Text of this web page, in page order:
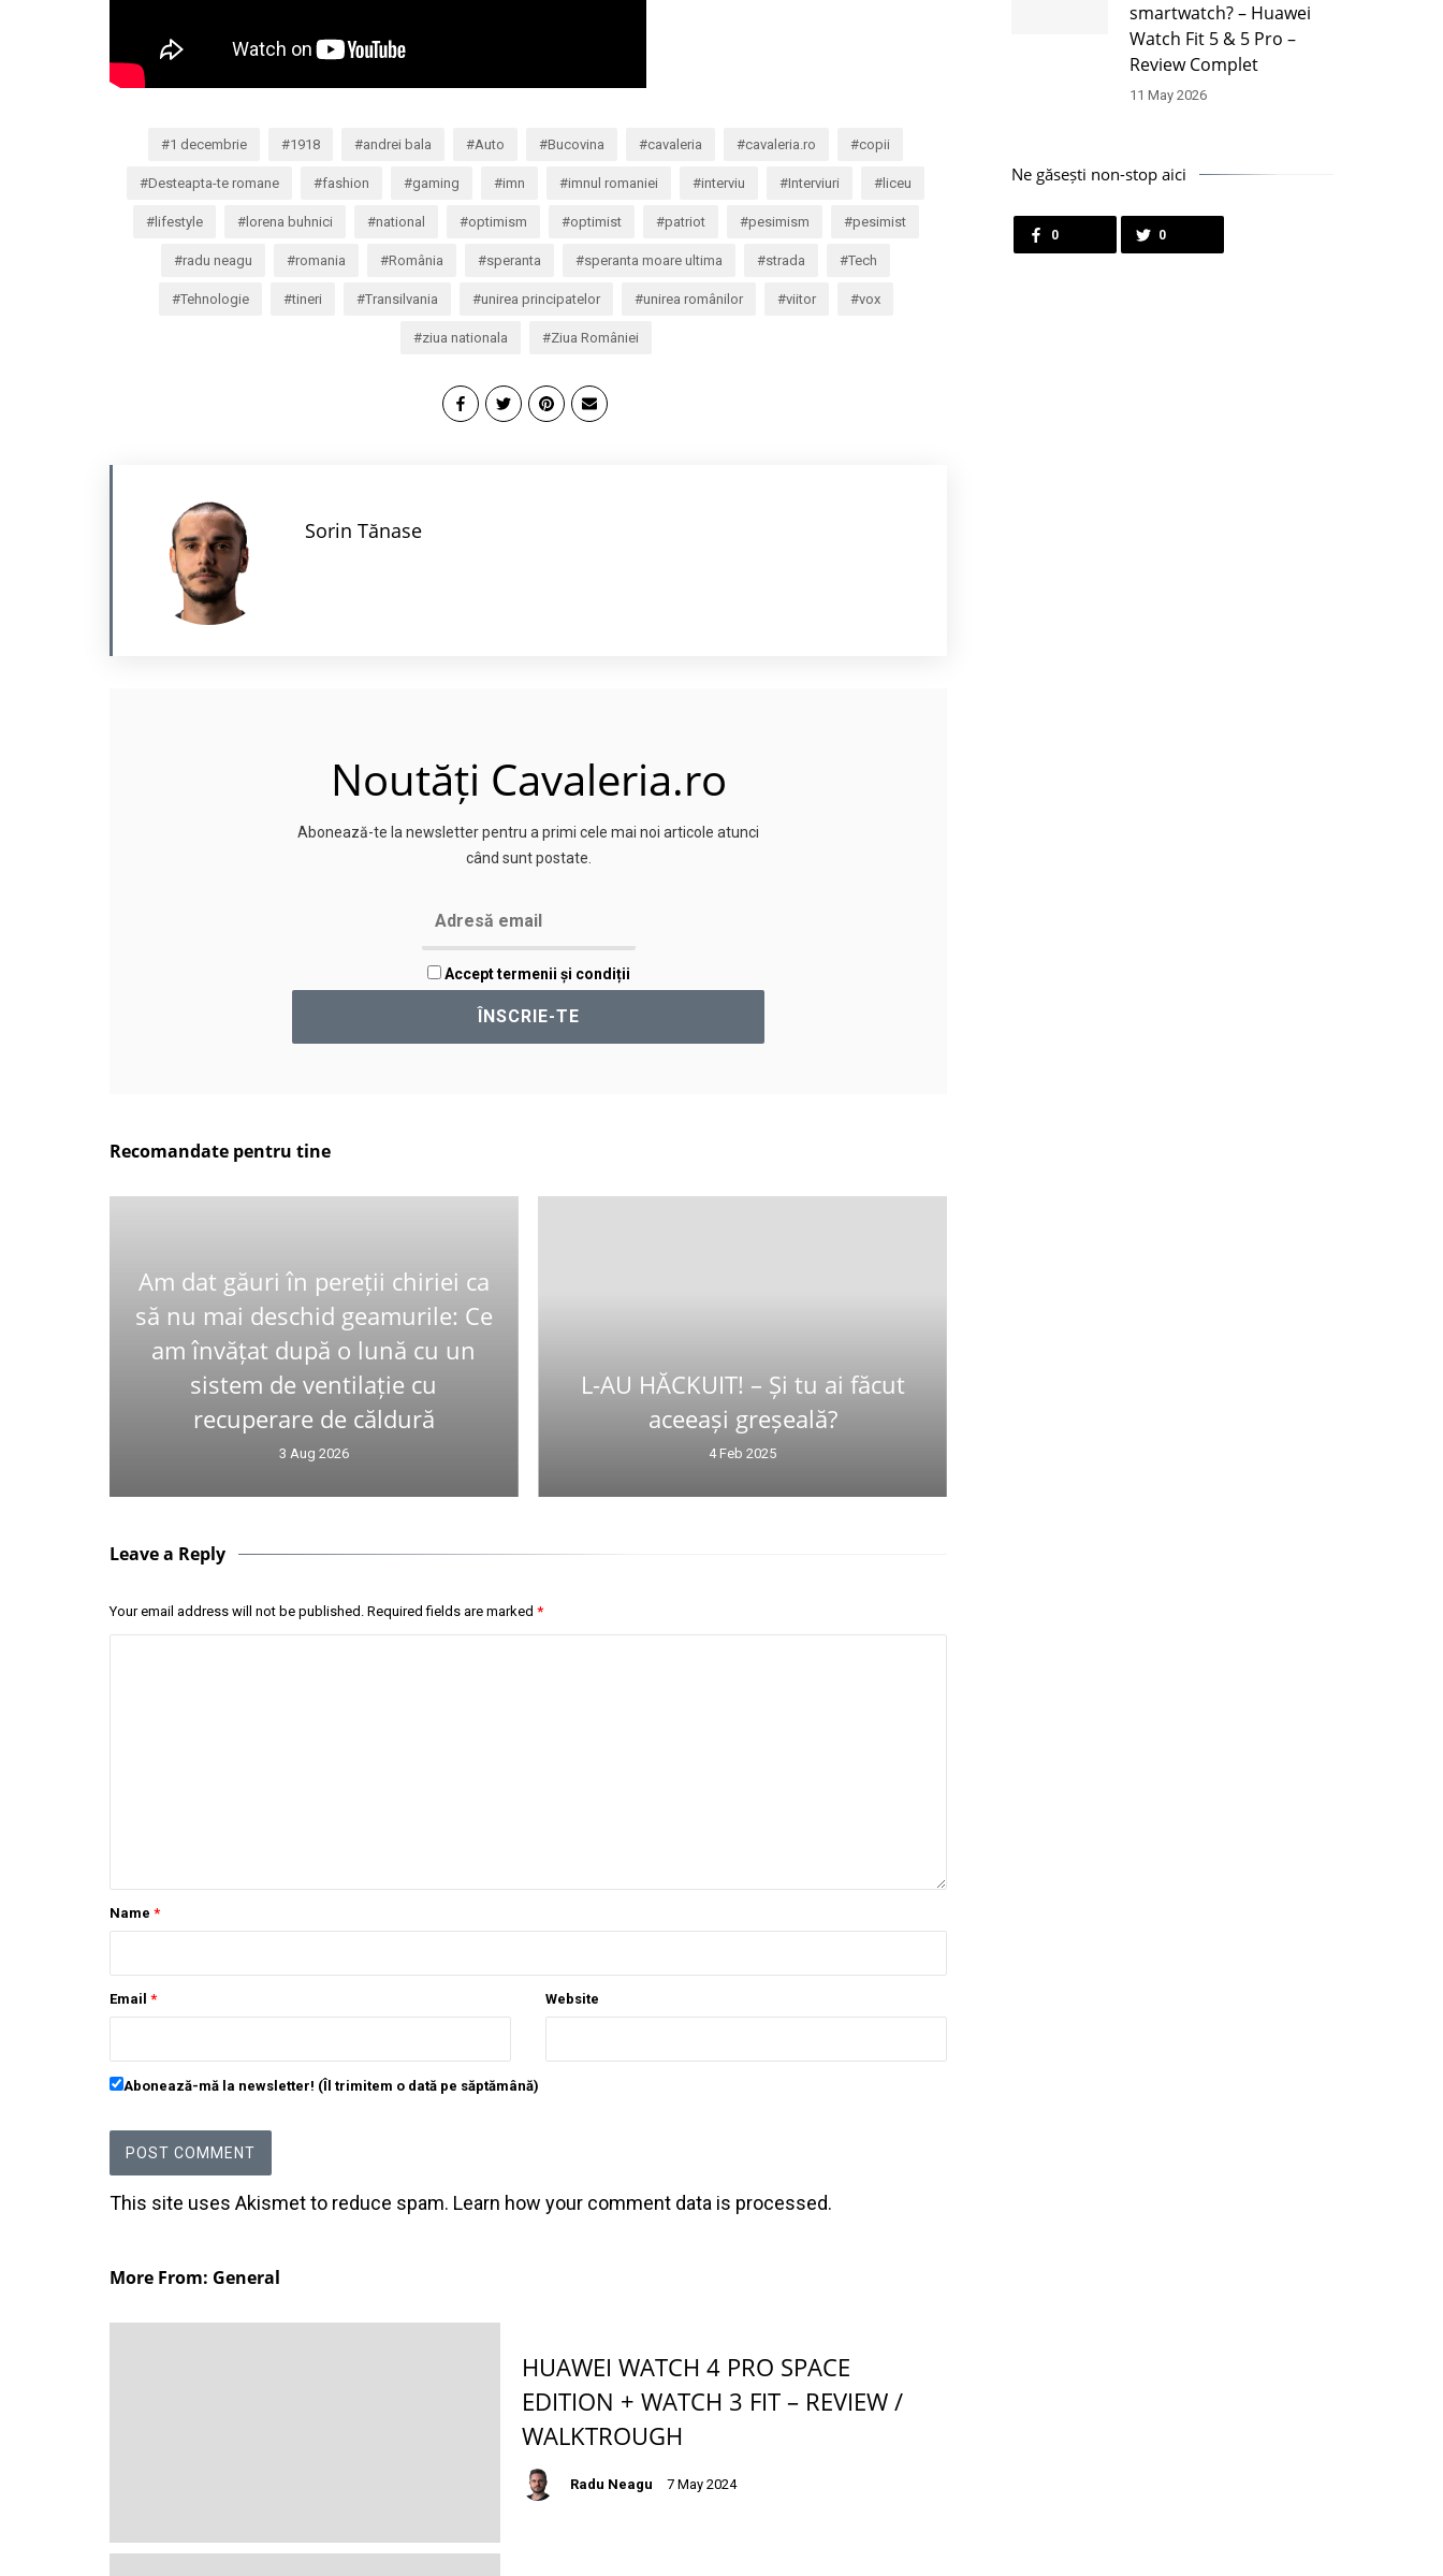
1 decembrie 1918 andrei bala Auto Bucovina cavaleria cavaleria.ro copii
Desteapta-te romane fashion gaming imn imnul romaniei interviu Interviuri liceu
lifestyle lorena buhnici national optimism optimist patriot pesimism pesimist
radu neagu romania România speranta speranta moare ultima strada Tech
Tehnologie tineri Transilvania unirea principatelor unirea românilor viitor vox
ziua nationala Ziua României
Sorin Tănase
Noutăți Cavaleria.ro
Abonează-te la newsletter pentru a primi cele mai noi articole atunci
când sunt postate.
Accept termenii și condiții
Recomandate pentru tine
Am dat găuri în pereții chiriei ca
să nu mai deschid geamurile: Ce
am învățat după o lună cu un
sistem de ventilație cu
recuperare de căldură
3 Aug 2026
L-AU HĂCKUIT! – Și tu ai făcut
aceeași greșeală?
4 Feb 2025
Leave a Reply
Your email address will not be published. Required fields are marked *
Name *
Email * Website
Abonează-mă la newsletter! (Îl trimitem o dată pe săptămână)
This site uses Akismet to reduce spam. Learn how your comment data is processed.
More From: General
HUAWEI WATCH 4 PRO SPACE
EDITION + WATCH 3 FIT – REVIEW /
WALKTROUGH
Radu Neagu 7 May 2024
smartwatch? – Huawei
Watch Fit 5 & 5 Pro –
Review Complet
11 May 2026
Ne găsești non-stop aici
0 0